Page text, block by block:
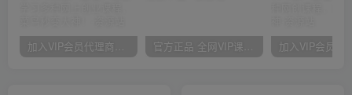
加入VIP会员代理商，享90%的推广提成，免费学习多种网上创业课程，菜鸟秒变大神！ 官方正品 全网VIP课程 无损下载~